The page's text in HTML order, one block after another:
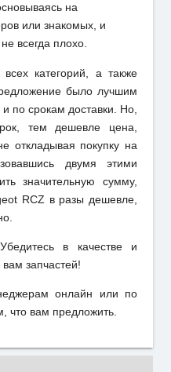
на
или знакомых, и
всегда плохо.
категорий, а также
было лучшим
по срокам доставки. Но,
тем дешевле цена,
откладывая покупку на
двумя этими
значительную сумму,
RCZ в разы дешевле,
в качестве и
запчастей!
онлайн или по
что вам предложить.